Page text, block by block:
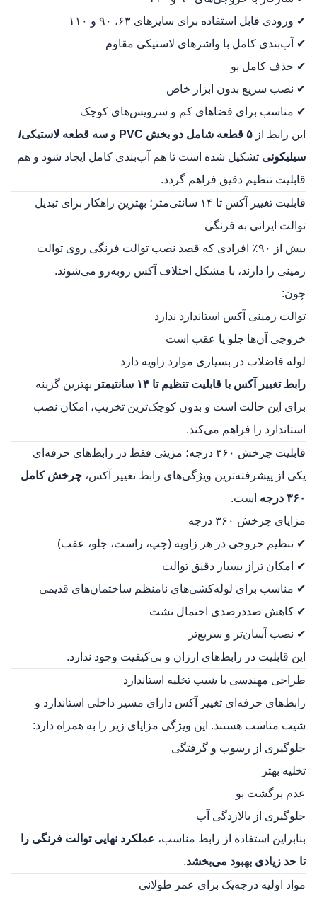
✔ ورودی قابل استفاده برای سایزهای ۶۳، ۹۰ و ۱۱۰
✔ آب‌بندی کامل با واشرهای لاستیکی مقاوم
✔ حذف کامل بو
✔ نصب سریع بدون ابزار خاص
✔ مناسب برای فضاهای کم و سرویس‌های کوچک
این رابط از
۵ قطعه شامل دو بخش PVC و سه قطعه لاستیکی/
سیلیکونی تشکیل شده است تا هم آب‌بندی کامل ایجاد شود و هم
قابلیت تنظیم دقیق فراهم گردد.
قابلیت تغییر آکس تا ۱۴ سانتی‌متر؛ بهترین راهکار برای تبدیل
توالت ایرانی به فرنگی
بیش از ۹۰٪ افرادی که قصد نصب توالت فرنگی روی توالت
زمینی را دارند، با مشکل اختلاف آکس روبه‌رو می‌شوند.
چون:
توالت زمینی آکس استاندارد ندارد
خروجی آن‌ها جلو یا عقب است
لوله فاضلاب در بسیاری موارد زاویه دارد
رابط تغییر آکس با قابلیت تنظیم تا ۱۴ سانتیمتر
بهترین گزینه
برای این حالت است و بدون کوچک‌ترین تخریب، امکان نصب
استاندارد را فراهم می‌کند.
قابلیت چرخش ۳۶۰ درجه؛ مزیتی فقط در رابط‌های حرفه‌ای
یکی از پیشرفته‌ترین ویژگی‌های رابط تغییر آکس، چرخش کامل
۳۶۰ درجه
است.
مزایای چرخش ۳۶۰ درجه
✔ تنظیم خروجی در هر زاویه (چپ، راست، جلو، عقب)
✔ امکان تراز بسیار دقیق توالت
✔ مناسب برای لوله‌کشی‌های نامنظم ساختمان‌های قدیمی
✔ کاهش صددرصدی احتمال نشت
✔ نصب آسان‌تر و سریع‌تر
این قابلیت در رابط‌های ارزان و بی‌کیفیت وجود ندارد.
طراحی مهندسی با شیب تخلیه استاندارد
رابط‌های حرفه‌ای تغییر آکس دارای مسیر داخلی استاندارد و
شیب مناسب هستند. این ویژگی مزایای زیر را به همراه دارد:
جلوگیری از رسوب و گرفتگی
تخلیه بهتر
عدم برگشت بو
جلوگیری از بالازدگی آب
بنابراین استفاده از رابط مناسب، عملکرد نهایی توالت فرنگی را
تا حد زیادی بهبود می‌بخشد.
مواد اولیه درجه‌یک برای عمر طولانی